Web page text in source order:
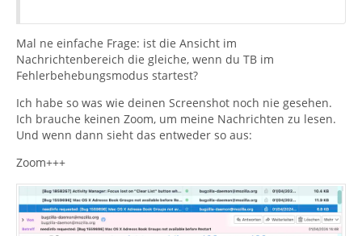
Mal ne einfache Frage: ist die Ansicht im
Nachrichtenbereich die gleiche, wenn du TB im
Fehlerbehebungsmodus startest?
Ich habe so was wie deinen Screenshot noch nie gesehen.
Ich brauche keinen Zoom, um meine Nachrichten zu lesen.
Und wenn dann sieht das entweder so aus:
Zoom+++